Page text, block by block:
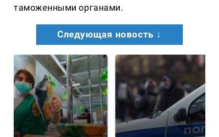
таможенными органами.
Следующая новость ↓